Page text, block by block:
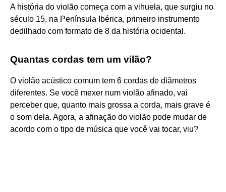
A história do violão começa com a vihuela, que surgiu no
século 15, na Península Ibérica, primeiro instrumento
dedilhado com formato de 8 da história ocidental.
Quantas cordas tem um vilão?
O violão acústico comum tem 6 cordas de diâmetros
diferentes. Se você mexer num violão afinado, vai
perceber que, quanto mais grossa a corda, mais grave é
o som dela. Agora, a afinação do violão pode mudar de
acordo com o tipo de música que você vai tocar, viu?